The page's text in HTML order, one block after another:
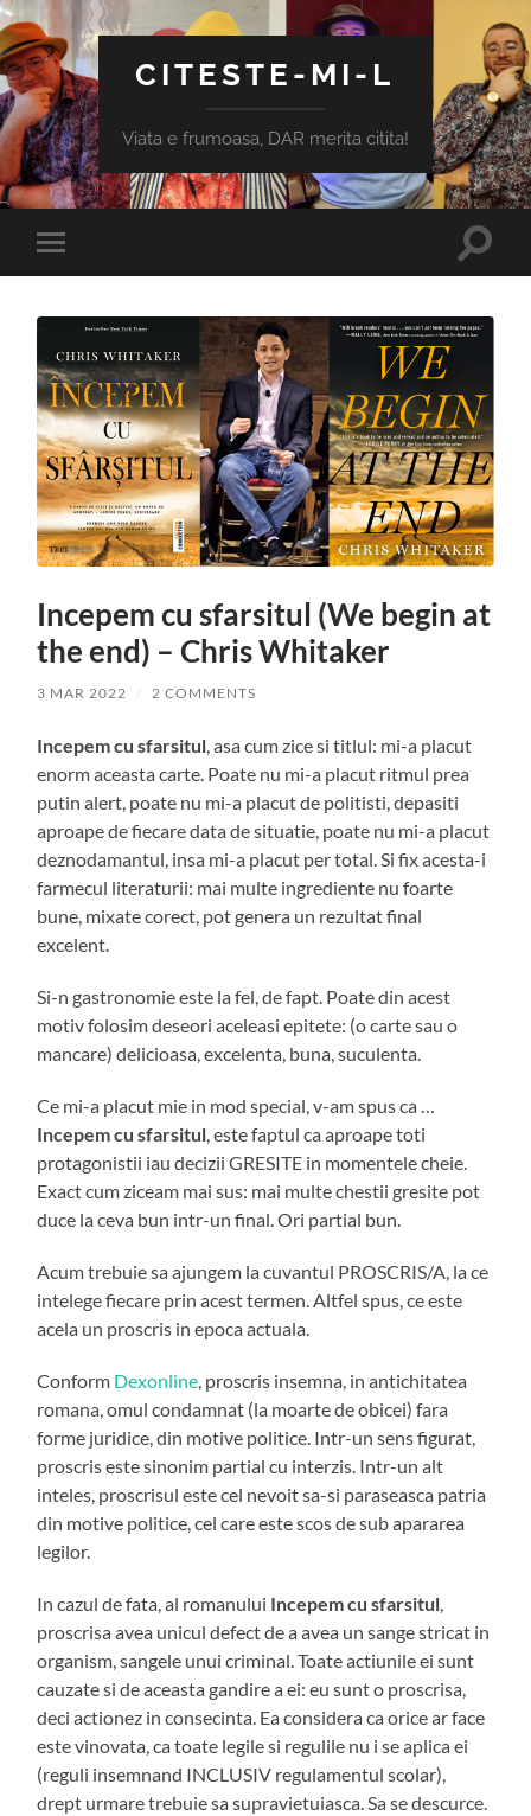
CITESTE-MI-L
Viata e frumoasa, DAR merita citita!
Toggle
mobile
Toggle
Incepem cu sfarsitul (We begin at
the end) – Chris Whitaker
3 MAR 2022 / 2 COMMENTS
Incepem cu sfarsitul, asa cum zice si titlul: mi-a placut
enorm aceasta carte. Poate nu mi-a placut ritmul prea
putin alert, poate nu mi-a placut de politisti, depasiti
aproape de fiecare data de situatie, poate nu mi-a placut
deznodamantul, insa mi-a placut per total. Si fix acesta-i
farmecul literaturii: mai multe ingrediente nu foarte
bune, mixate corect, pot genera un rezultat final
excelent.
Si-n gastronomie este la fel, de fapt. Poate din acest
motiv folosim deseori aceleasi epitete: (o carte sau o
mancare) delicioasa, excelenta, buna, suculenta.
Ce mi-a placut mie in mod special, v-am spus ca …
Incepem cu sfarsitul, este faptul ca aproape toti
protagonistii iau decizii GRESITE in momentele cheie.
Exact cum ziceam mai sus: mai multe chestii gresite pot
duce la ceva bun intr-un final. Ori partial bun.
Acum trebuie sa ajungem la cuvantul PROSCRIS/A, la ce
intelege fiecare prin acest termen. Altfel spus, ce este
acela un proscris in epoca actuala.
Conform Dexonline, proscris insemna, in antichitatea
romana, omul condamnat (la moarte de obicei) fara
forme juridice, din motive politice. Intr-un sens figurat,
proscris este sinonim partial cu interzis. Intr-un alt
inteles, proscrisul este cel nevoit sa-si paraseasca patria
din motive politice, cel care este scos de sub apararea
legilor.
In cazul de fata, al romanului Incepem cu sfarsitul,
proscrisa avea unicul defect de a avea un sange stricat in
organism, sangele unui criminal. Toate actiunile ei sunt
cauzate si de aceasta gandire a ei: eu sunt o proscrisa,
deci actionez in consecinta. Ea considera ca orice ar face
este vinovata, ca toate legile si regulile nu i se aplica ei
(reguli insemnand INCLUSIV regulamentul scolar),
drept urmare trebuie sa supravietuiasca. Sa se descurce.